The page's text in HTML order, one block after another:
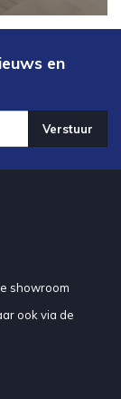
en
Verstuur
showroom
ook via de